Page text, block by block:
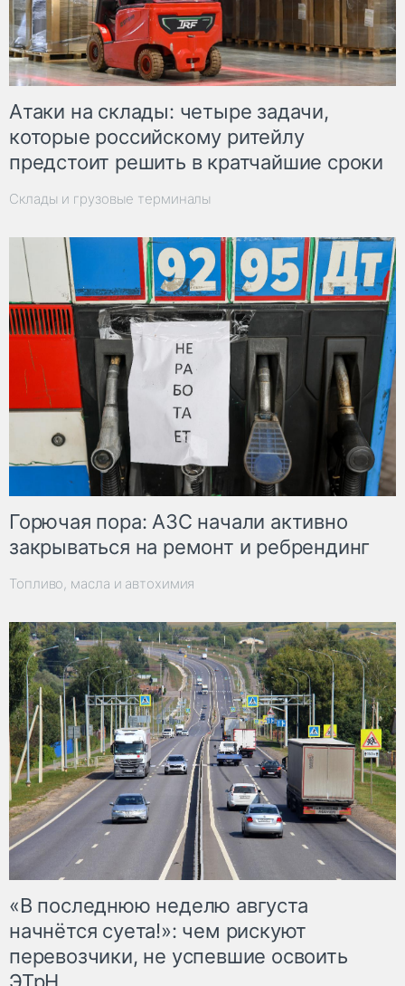
Атаки на склады: четыре задачи,
которые российскому ритейлу
предстоит решить в кратчайшие сроки
Склады и грузовые терминалы
Горючая пора: АЗС начали активно
закрываться на ремонт и ребрендинг
Топливо, масла и автохимия
«В последнюю неделю августа
начнётся суета!»: чем рискуют
перевозчики, не успевшие освоить